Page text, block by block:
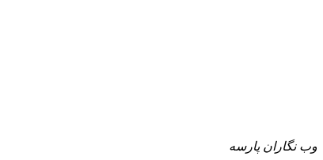
وب نگاران پارسه